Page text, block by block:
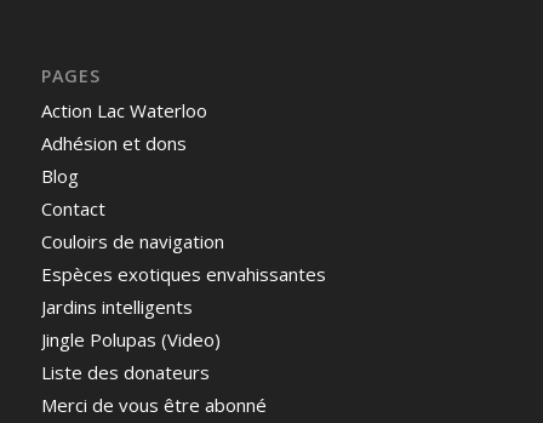
PAGES
Action Lac Waterloo
Adhésion et dons
Blog
Contact
Couloirs de navigation
Espèces exotiques envahissantes
Jardins intelligents
Jingle Polupas (Video)
Liste des donateurs
Merci de vous être abonné